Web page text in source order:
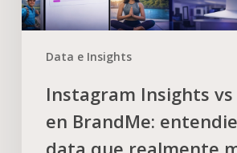
Data e Insights
Instagram Insights
en BrandMe:
data que realmente